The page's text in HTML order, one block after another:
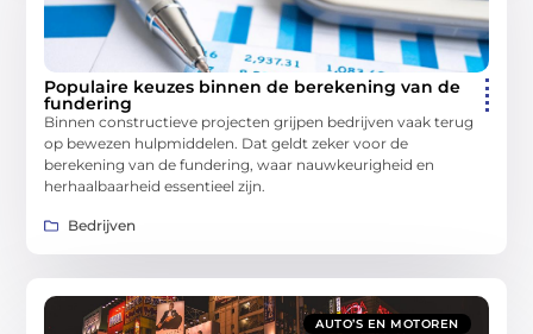
Populaire keuzes binnen de berekening van de
fundering
Binnen constructieve projecten grijpen bedrijven vaak terug
op bewezen hulpmiddelen. Dat geldt zeker voor de
berekening van de fundering, waar nauwkeurigheid en
herhaalbaarheid essentieel zijn.
Bedrijven
AUTO’S EN MOTOREN